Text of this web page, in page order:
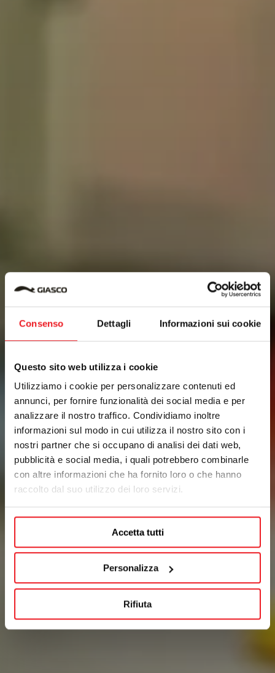
Consenso Dettagli Informazioni sui cookie
Questo sito web utilizza i cookie
Utilizziamo i cookie per personalizzare contenuti ed
annunci, per fornire funzionalità dei social media e per
analizzare il nostro traffico. Condividiamo inoltre
informazioni sul modo in cui utilizza il nostro sito con i
nostri partner che si occupano di analisi dei dati web,
pubblicità e social media, i quali potrebbero combinarle
con altre informazioni che ha fornito loro o che hanno
raccolto dal suo utilizzo dei loro servizi.
Accetta tutti
Personalizza
Rifiuta